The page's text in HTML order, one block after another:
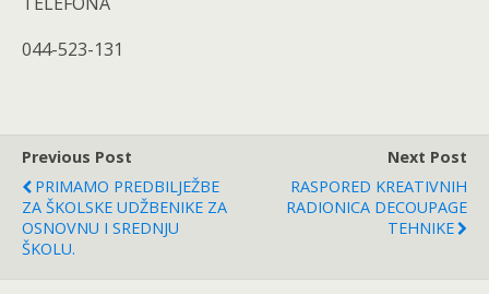
044-523-131
Previous Post
PRIMAMO PREDBILJEŽBE
ZA ŠKOLSKE UDŽBENIKE ZA
OSNOVNU I SREDNJU
ŠKOLU.
Next Post
RASPORED KREATIVNIH
RADIONICA DECOUPAGE
TEHNIKE